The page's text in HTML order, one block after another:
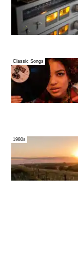
Classic Songs
1980s